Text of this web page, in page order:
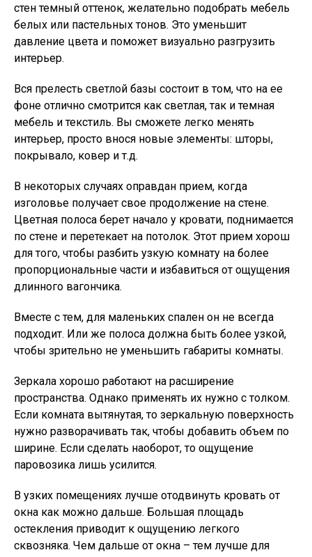
стен темный оттенок, желательно подобрать мебель
белых или пастельных тонов. Это уменьшит
давление цвета и поможет визуально разгрузить
интерьер.
Вся прелесть светлой базы состоит в том, что на ее
фоне отлично смотрится как светлая, так и темная
мебель и текстиль. Вы сможете легко менять
интерьер, просто внося новые элементы: шторы,
покрывало, ковер и т.д.
В некоторых случаях оправдан прием, когда
изголовье получает свое продолжение на стене.
Цветная полоса берет начало у кровати, поднимается
по стене и перетекает на потолок. Этот прием хорош
для того, чтобы разбить узкую комнату на более
пропорциональные части и избавиться от ощущения
длинного вагончика.
Вместе с тем, для маленьких спален он не всегда
подходит. Или же полоса должна быть более узкой,
чтобы зрительно не уменьшить габариты комнаты.
Зеркала хорошо работают на расширение
пространства. Однако применять их нужно с толком.
Если комната вытянутая, то зеркальную поверхность
нужно разворачивать так, чтобы добавить объем по
ширине. Если сделать наоборот, то ощущение
паровозика лишь усилится.
В узких помещениях лучше отодвинуть кровать от
окна как можно дальше. Большая площадь
остекления приводит к ощущению легкого
сквозняка. Чем дальше от окна – тем лучше для